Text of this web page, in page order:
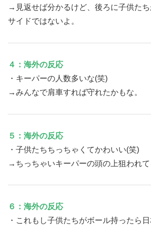
→見返せば分かるけど、後ろに子供た
サイドではないよ。
４：海外の反応
・キーパーの人数多いな(笑)
→みんなで肩車すれば守れたかもな。
５：海外の反応
・子供たちちっちゃくてかわいい(笑)
→ちっちゃいキーパーの頭の上狙われ
６：海外の反応
・これもし子供たちがボール持ったら